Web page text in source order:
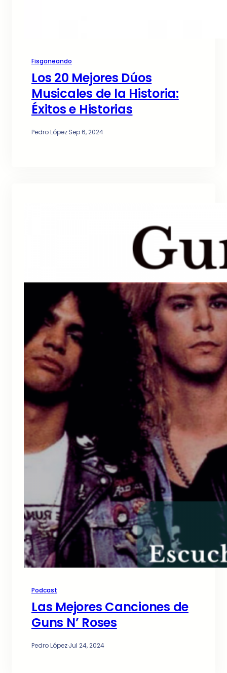
Fisgoneando
Los 20 Mejores Dúos
Musicales de la Historia:
Éxitos e Historias
Pedro López·Sep 6, 2024
Podcast
Las Mejores Canciones de
Guns N’ Roses
Pedro López·Jul 24, 2024